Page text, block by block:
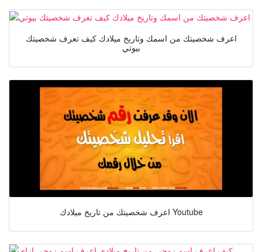
اعرف شخصيتك من اسمك وتاريخ ميلادك كيف تعرف شخصيتك
بيوتي
اعرف شخصيتك من تاريخ ميلادك Youtube